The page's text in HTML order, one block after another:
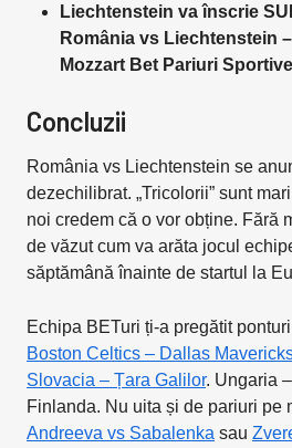
Liechtenstein va înscrie
România vs Liechtenstein
Mozzart Bet Pariuri
Concluzii
România vs Liechtenstein se
dezechilibrat. „Tricolorii” sunt
noi credem că o vor obține. Fără
de văzut cum va arăta jocul
săptămână înainte de startul la
Echipa BETuri ți-a pregătit
Boston Celtics – Dallas
Slovacia – Țara Galilor. Ungaria
Finlanda. Nu uita și de pariuri pe
Andreeva vs Sabalenka sau